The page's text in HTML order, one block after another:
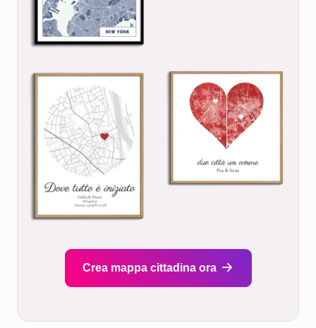
Crea mappa cittadina ora